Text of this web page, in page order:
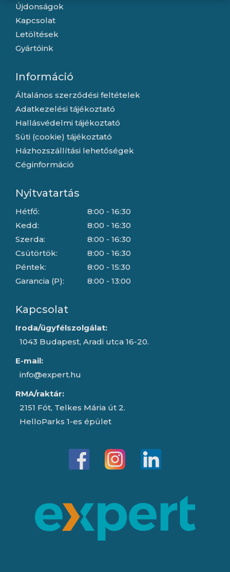
Újdonságok
Kapcsolat
Letöltések
Gyártóink
Információ
Általános szerződési feltételek
Adatkezelési tájékoztató
Hallásvédelmi tájékoztató
Süti (cookie) tájékoztató
Házhozszállítási lehetőségek
Céginformáció
Nyitvatartás
Hétfő:
Kedd:
Szerda:
Csütörtök:
Péntek:
Garancia (P):
8:00 - 16:30
8:00 - 16:30
8:00 - 16:30
8:00 - 16:30
8:00 - 15:30
8:00 - 13:00
Kapcsolat
Iroda/ügyfélszolgálat:
1043 Budapest, Aradi utca 16-20.
E-mail:
info@expert.hu
RMA/raktár:
2151 Fót, Telkes Mária út 2.
HelloParks 1-es épület